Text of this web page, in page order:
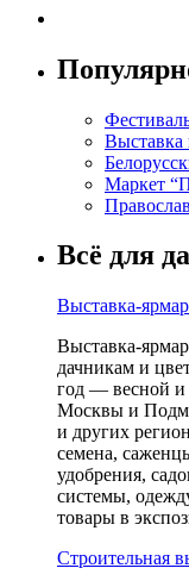
Выставка
Маркет
Всё для
Выставка-
Выставка-
дачникам и
год — весной и
Москвы и
и других
семена,
удобрения,
системы,
товары в
Строительная